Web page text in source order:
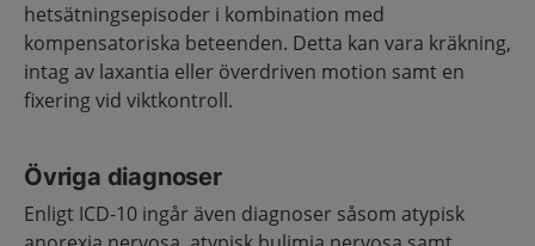
hetsätningsepisoder i kombination med
kompensatoriska beteenden. Detta kan vara kräkning,
intag av laxantia eller överdriven motion samt en
fixering vid viktkontroll.
Övriga diagnoser
Enligt ICD-10 ingår även diagnoser såsom atypisk